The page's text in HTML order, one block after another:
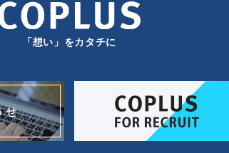
「想い」をカタチに